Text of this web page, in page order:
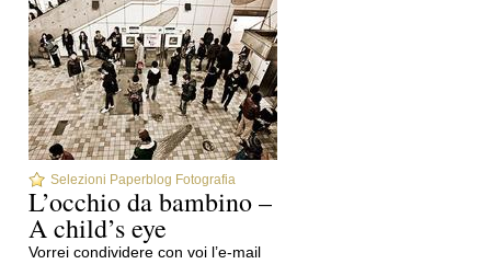
Selezioni Paperblog Fotografia
L’occhio da bambino –
A child’s eye
Vorrei condividere con voi l’e-mail